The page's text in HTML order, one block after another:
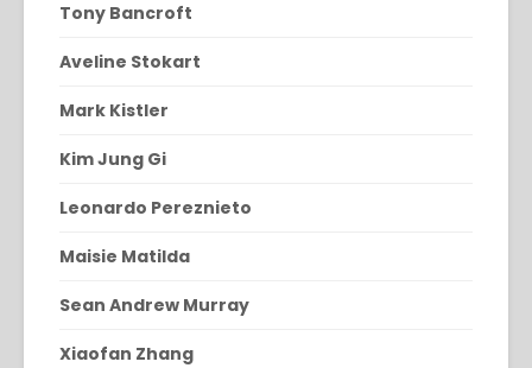
Tony Bancroft
Aveline Stokart
Mark Kistler
Kim Jung Gi
Leonardo Pereznieto
Maisie Matilda
Sean Andrew Murray
Xiaofan Zhang